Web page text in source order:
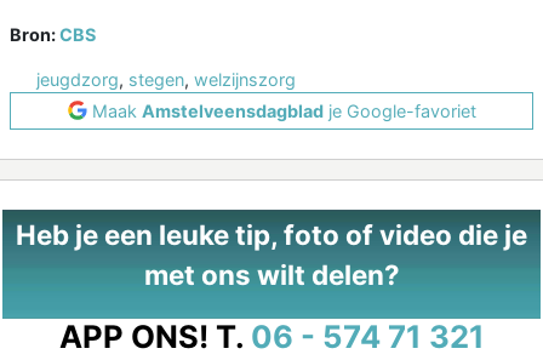
Bron:CBS
jeugdzorg, stegen, welzijnszorg
Maak Amstelveensdagbladje Google-favoriet
Heb je een leuke tip, foto of video die je
met ons wilt delen?
APP ONS! T. 06 - 574 71 321